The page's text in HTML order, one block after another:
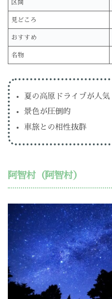
区間
見どころ
おすすめ
名物
夏の高原ドライブが人気
景色が圧倒的
車旅との相性抜群
阿智村（阿智村）